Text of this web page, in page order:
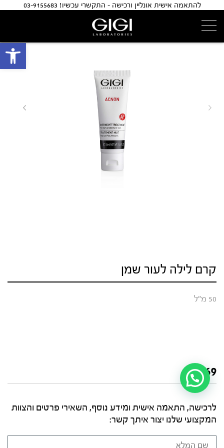
להתאמה אישית אונליין ורכישה - התקשרי עכשיו! 03-9155683
קרם לילה לעור שמן
50 מ"ל
₪169
לרכישה, התאמה אישית ומידע נוסף, השאירי פרטים והצוות
המקצועי שלנו יצור איתך קשר: